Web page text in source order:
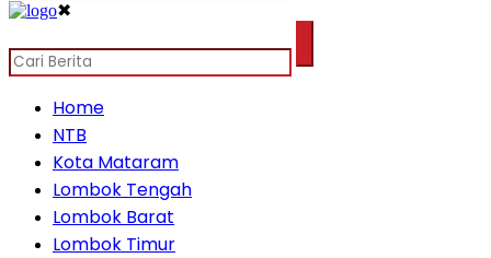
✖
Home
NTB
Kota Mataram
Lombok Tengah
Lombok Barat
Lombok Timur